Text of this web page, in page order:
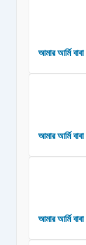
আমার আর্মি
আমার আর্মি
আমার আর্মি